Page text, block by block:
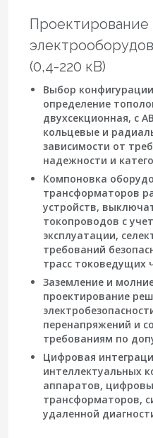
Проектирование
(0,4-220 кВ)
Выбор
определение
двухсекционная, с
кольцевые и
зависимости от
надежности и
Компоновка
трансформаторов
устройств,
токопроводов с
эксплуатации,
требований
трасс токоведущих
Заземление и
проектирование
перенапряжений и
требованиям по
Цифровая
интеллектуальных
аппаратов,
трансформаторов,
удаленной